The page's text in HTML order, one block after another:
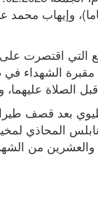
الصلاة عليهما،
من